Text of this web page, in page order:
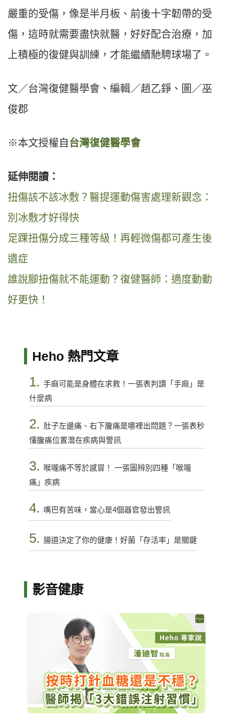
嚴重的受傷，像是半月板、前後十字韌帶的受
傷，這時就需要盡快就醫，好好配合治療，加
上積極的復健與訓練，才能繼續馳騁球場了。
文／台灣復健醫學會、編輯／趙乙錚、圖／巫
俊郡
※本文授權自 台灣復健醫學會
延伸閱讀：
扭傷該不該冰敷？醫提運動傷害處理新觀念：
別冰敷才好得快
足踝扭傷分成三種等級！再輕微傷都可產生後
遺症
誰說腳扭傷就不能運動？復健醫師：適度動動
好更快！
Heho 熱門文章
1. 手麻可能是身體在求救！一張表判讀「手麻」是
什麼病
2. 肚子左邊痛、右下腹痛是哪裡出問題？一張表秒
懂腹痛位置潛在疾病與警訊
3.
喉嚨痛不等於感冒！ 一張圖辨別四種「喉嚨
痛」疾病
4. 嘴巴有苦味，當心是4個器官發出警訊
5. 腸道決定了你的健康！好菌「存活率」是關鍵
影音健康